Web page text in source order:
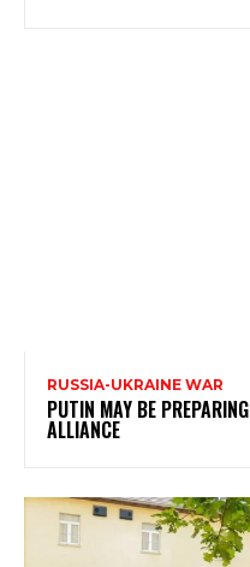
RUSSIA-UKRAINE WAR
PUTIN MAY BE
ALLIANCE